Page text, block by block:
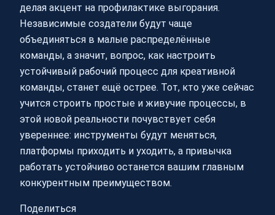
делая акцент на профилактике выгорания.
Независимые создатели будут чаще
объединяться в малые распределённые
команды, а значит, вопрос, как настроить
устойчивый рабочий процесс для креативной
команды, станет ещё острее. Тот, кто уже сейчас
учится строить простые и живучие процессы, в
этой новой реальности почувствует себя
увереннее: инструменты будут меняться,
платформы приходить и уходить, а привычка
работать устойчиво останется вашим главным
конкурентным преимуществом.
Поделиться